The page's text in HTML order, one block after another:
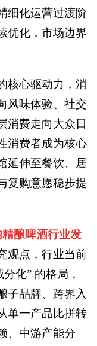
细化运营过渡阶
优化，市场边界
核心驱动力，消
风味体验、社交
消费走向大众日
消费者成为核心
延伸至餐饮、居
复购意愿稳步提
酿啤酒行业发
观点，行业当前
化” 的格局，
子品牌、跨界入
单一产品比拼转
、中游产能分